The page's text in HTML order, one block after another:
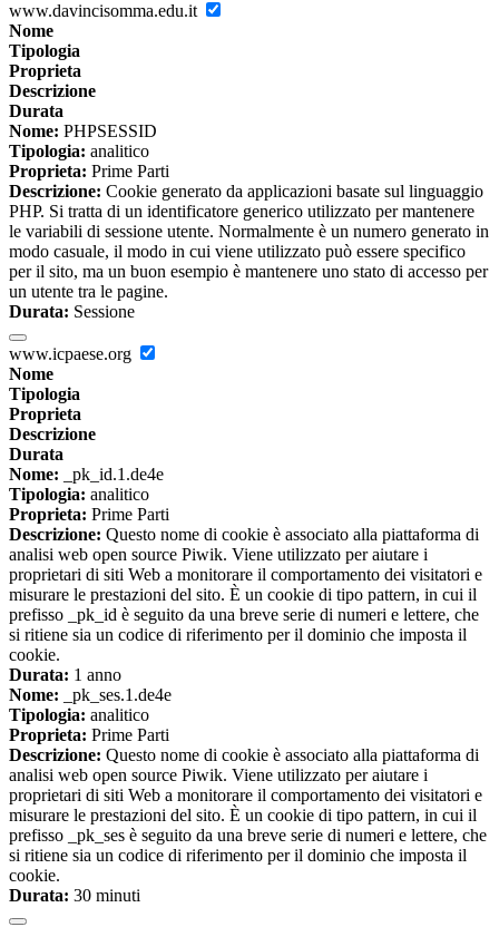
www.davincisomma.edu.it
Nome
Tipologia
Proprieta
Descrizione
Durata
Nome: PHPSESSID
Tipologia: analitico
Proprieta: Prime Parti
Descrizione: Cookie generato da applicazioni basate sul linguaggio
PHP. Si tratta di un identificatore generico utilizzato per mantenere
le variabili di sessione utente. Normalmente è un numero generato in
modo casuale, il modo in cui viene utilizzato può essere specifico
per il sito, ma un buon esempio è mantenere uno stato di accesso per
un utente tra le pagine.
Durata: Sessione
www.icpaese.org
Nome
Tipologia
Proprieta
Descrizione
Durata
Nome: _pk_id.1.de4e
Tipologia: analitico
Proprieta: Prime Parti
Descrizione: Questo nome di cookie è associato alla piattaforma di
analisi web open source Piwik. Viene utilizzato per aiutare i
proprietari di siti Web a monitorare il comportamento dei visitatori e
misurare le prestazioni del sito. È un cookie di tipo pattern, in cui il
prefisso _pk_id è seguito da una breve serie di numeri e lettere, che
si ritiene sia un codice di riferimento per il dominio che imposta il
cookie.
Durata: 1 anno
Nome: _pk_ses.1.de4e
Tipologia: analitico
Proprieta: Prime Parti
Descrizione: Questo nome di cookie è associato alla piattaforma di
analisi web open source Piwik. Viene utilizzato per aiutare i
proprietari di siti Web a monitorare il comportamento dei visitatori e
misurare le prestazioni del sito. È un cookie di tipo pattern, in cui il
prefisso _pk_ses è seguito da una breve serie di numeri e lettere, che
si ritiene sia un codice di riferimento per il dominio che imposta il
cookie.
Durata: 30 minuti